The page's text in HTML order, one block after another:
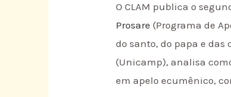
O CLAM publica o
Prosare (Programa de
do santo, do papa e
(Unicamp), analisa
em apelo ecumênico,